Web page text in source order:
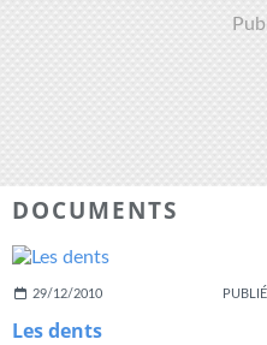
DOCUMENTS
29/12/2010
Les dents